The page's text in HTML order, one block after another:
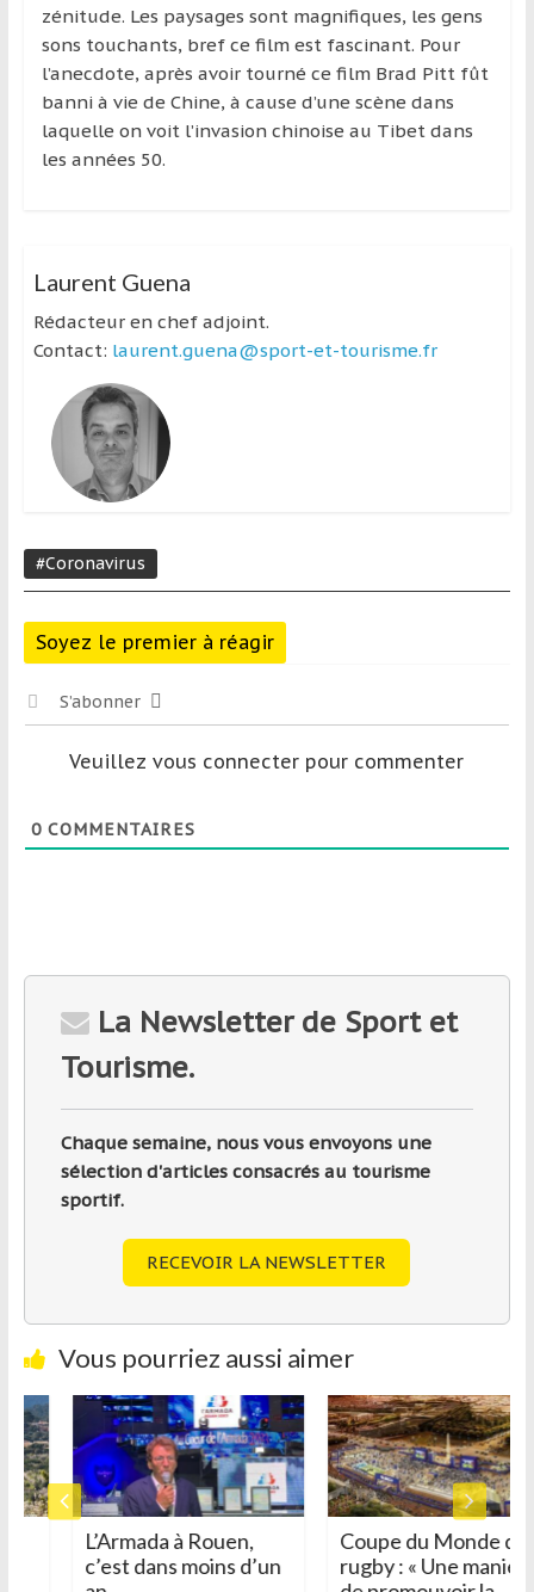
zénitude. Les paysages sont magnifiques, les gens
sons touchants, bref ce film est fascinant. Pour
l’anecdote, après avoir tourné ce film Brad Pitt fût
banni à vie de Chine, à cause d’une scène dans
laquelle on voit l’invasion chinoise au Tibet dans
les années 50.
Laurent Guena
Rédacteur en chef adjoint.
Contact: laurent.guena@sport-et-tourisme.fr
#Coronavirus
Soyez le premier à réagir
S’abonner
Veuillez vous connecter pour commenter
0COMMENTAIRES
La Newsletter de Sport et
Tourisme.
Chaque semaine, nous vous envoyons une
sélection d'articles consacrés au tourisme
sportif.
RECEVOIR LA NEWSLETTER
Vous pourriez aussi aimer
L’Armada à Rouen,
c’est dans moins d’un
Coupe du Monde de
rugby : « Une